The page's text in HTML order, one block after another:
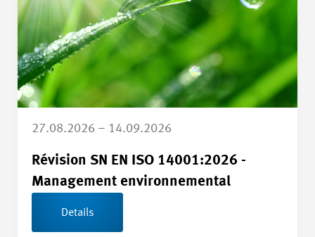
27.08.2026 – 14.09.2026
Révision SN EN ISO 14001:2026 -
Management environnemental
Details